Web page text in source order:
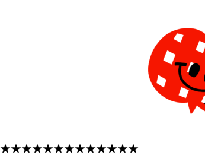
★★★★★★★★★★★★★